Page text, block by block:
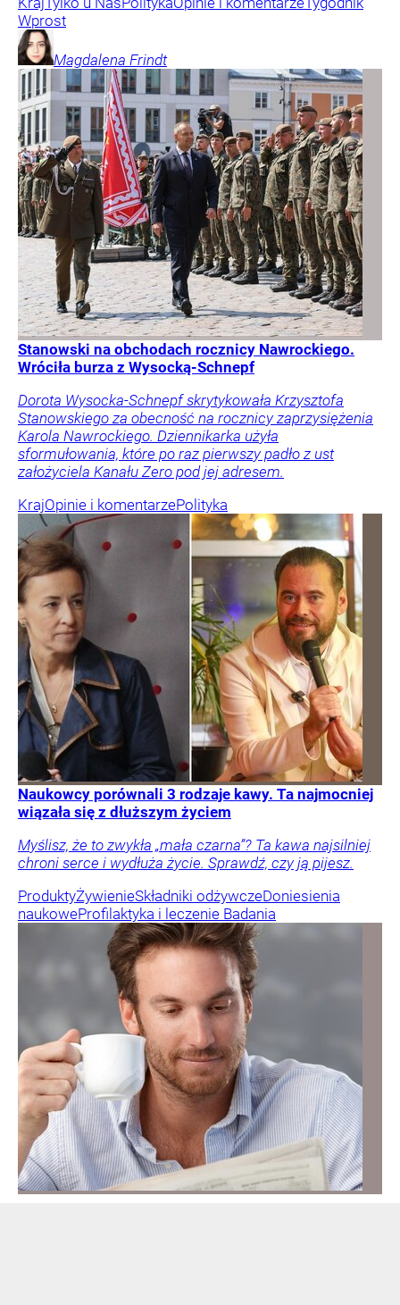
Wprost
Magdalena Frindt
Stanowski na obchodach rocznicy Nawrockiego.
Wróciła burza z Wysocką-Schnepf
Dorota Wysocka-Schnepf skrytykowała Krzysztofa
Stanowskiego za obecność na rocznicy zaprzysiężenia
Karola Nawrockiego. Dziennikarka użyła
sformułowania, które po raz pierwszy padło z ust
założyciela Kanału Zero pod jej adresem.
KrajOpinie i komentarzePolityka
Naukowcy porównali 3 rodzaje kawy. Ta najmocniej
wiązała się z dłuższym życiem
Myślisz, że to zwykła „mała czarna”? Ta kawa najsilniej
chroni serce i wydłuża życie. Sprawdź, czy ją pijesz.
ProduktyŻywienieSkładniki odżywczeDoniesienia
naukoweProfilaktyka i leczenie Badania